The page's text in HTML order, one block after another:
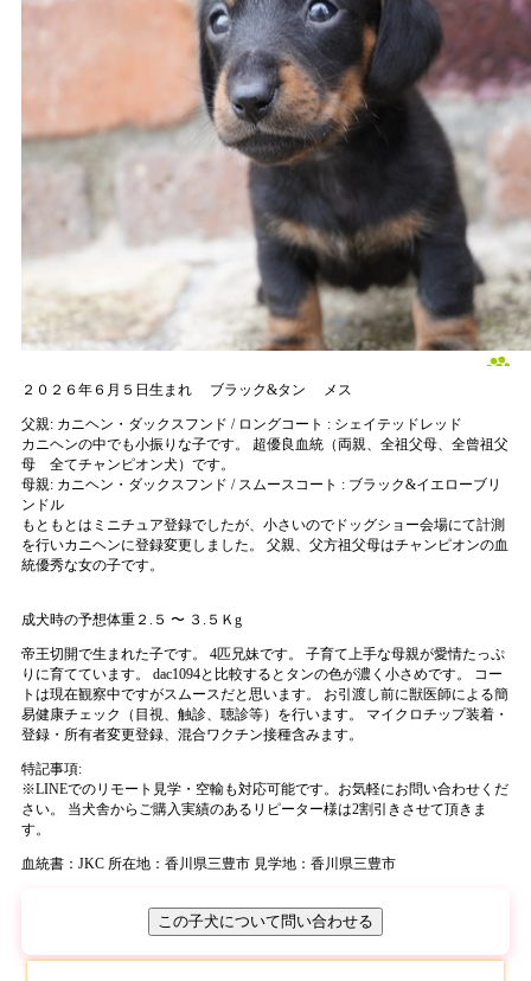
２０２６年６月５日生まれ ブラック&タン メス
父親: カニヘン・ダックスフンド / ロングコート : シェイテッドレッド
カニヘンの中でも小振りな子です。 超優良血統（両親、全祖父母、全曾祖父
母 全てチャンピオン犬）です。
母親: カニヘン・ダックスフンド / スムースコート : ブラック&イエローブリ
ンドル
もともとはミニチュア登録でしたが、小さいのでドッグショー会場にて計測
を行いカニヘンに登録変更しました。 父親、父方祖父母はチャンピオンの血
統優秀な女の子です。
成犬時の予想体重２.５ 〜 ３.５Ｋg
帝王切開で生まれた子です。 4匹兄妹です。 子育て上手な母親が愛情たっぷ
りに育てています。 dac1094と比較するとタンの色が濃く小さめです。 コー
トは現在観察中ですがスムースだと思います。 お引渡し前に獣医師による簡
易健康チェック（目視、触診、聴診等）を行います。 マイクロチップ装着・
登録・所有者変更登録、混合ワクチン接種含みます。
特記事項:
※LINEでのリモート見学・空輸も対応可能です。お気軽にお問い合わせくだ
さい。 当犬舎からご購入実績のあるリピーター様は2割引きさせて頂きま
す。
血統書：JKC 所在地：香川県三豊市 見学地：香川県三豊市
この子犬について問い合わせる